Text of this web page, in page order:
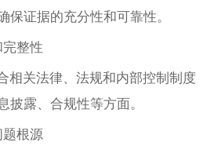
证据的充分性和可靠性。
整性
相关法律、法规和内部控制制度
露、合规性等方面。
根源